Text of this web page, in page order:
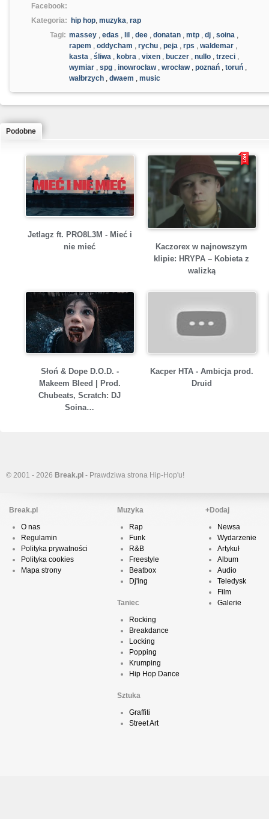
Facebook:
Kategoria:
hip hop, muzyka, rap
Tagi: massey , edas , lil , dee , donatan , mtp , dj , soina ,
rapem , oddycham , rychu , peja , rps , waldemar ,
kasta , śliwa , kobra , vixen , buczer , nullo , trzeci ,
wymiar , spg , inowrocław, wrocław, poznań , toruń ,
wałbrzych , dwaem , music
Podobne
Jetlagz ft. PRO8L3M - Mieć i
nie mieć
Kaczorex w najnowszym
klipie: HRYPA – Kobieta z
walizką
Słoń & Dope D.O.D. -
Makeem Bleed | Prod.
Chubeats, Scratch: DJ
Soina…
Kacper HTA - Ambicja prod.
Druid
© 2001 - 2026 Break.pl - Prawdziwa strona Hip-Hop'u!
Break.pl
O nas
Regulamin
Polityka prywatności
Polityka cookies
Mapa strony
Muzyka
Rap
Funk
R&B
Freestyle
Beatbox
Dj'ing
Taniec
Rocking
Breakdance
Locking
Popping
Krumping
Hip Hop Dance
Sztuka
Graffiti
Street Art
+Dodaj
Newsa
Wydarzenie
Artykuł
Album
Audio
Teledysk
Film
Galerie